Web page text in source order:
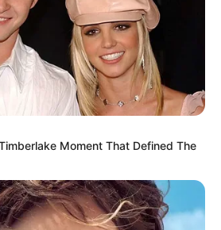
10 Cara
Belanjaan
Pose Lucu
Moment That Defined The